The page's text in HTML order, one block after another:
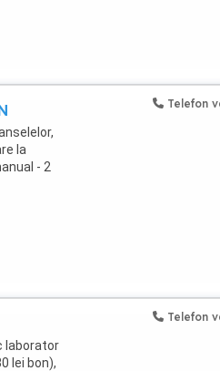
la
- 2
Telefon
laborator
lei bon),
Telefon